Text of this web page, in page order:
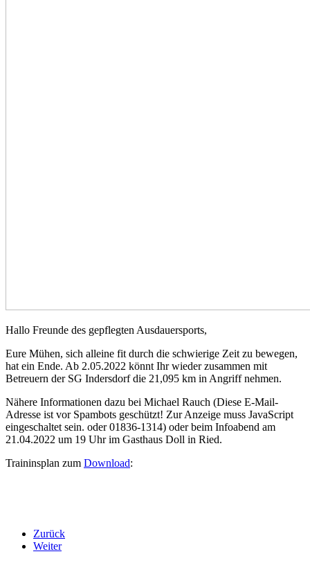
Hallo Freunde des gepflegten Ausdauersports,
Eure Mühen, sich alleine fit durch die schwierige Zeit zu bewegen,
hat ein Ende. Ab 2.05.2022 könnt Ihr wieder zusammen mit
Betreuern der SG Indersdorf die 21,095 km in Angriff nehmen.
Nähere Informationen dazu bei Michael Rauch (Diese E-Mail-
Adresse ist vor Spambots geschützt! Zur Anzeige muss JavaScript
eingeschaltet sein. oder 01836-1314) oder beim Infoabend am
21.04.2022 um 19 Uhr im Gasthaus Doll in Ried.
Traininsplan zum Download:
Zurück
Weiter